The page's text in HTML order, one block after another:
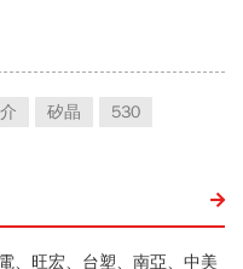
矽晶 530
、旺宏、台塑、南亞、中美